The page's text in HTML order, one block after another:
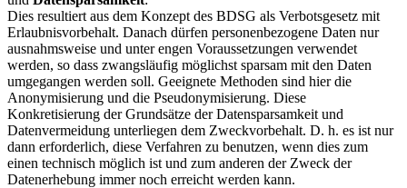
Dies resultiert aus dem Konzept des BDSG als Verbotsgesetz mit
Erlaubnisvorbehalt. Danach dürfen personenbezogene Daten nur
ausnahmsweise und unter engen Voraussetzungen verwendet
werden, so dass zwangsläufig möglichst sparsam mit den Daten
umgegangen werden soll. Geeignete Methoden sind hier die
Anonymisierung und die Pseudonymisierung. Diese
Konkretisierung der Grundsätze der Datensparsamkeit und
Datenvermeidung unterliegen dem Zweckvorbehalt. D. h. es ist nur
dann erforderlich, diese Verfahren zu benutzen, wenn dies zum
einen technisch möglich ist und zum anderen der Zweck der
Datenerhebung immer noch erreicht werden kann.